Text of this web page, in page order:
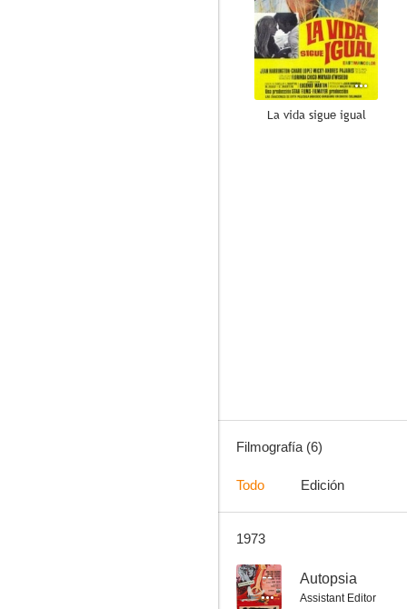
La vida sigue igual
Filmografía (6)
Todo Edición
1973
-- Autopsia
Assistant Editor